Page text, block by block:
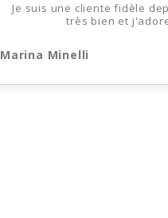
Je suis une cliente fidèle
très bien et
Marina Minelli